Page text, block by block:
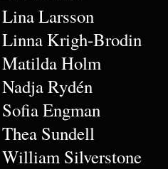
Lina Larsson
Linna Krigh-Brodin
Matilda Holm
Nadja Rydén
Sofia Engman
Thea Sundell
William Silverstone